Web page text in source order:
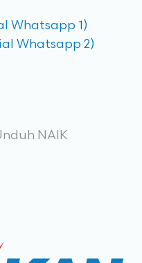
Whatsapp 1)
Whatsapp 2)
NAIK